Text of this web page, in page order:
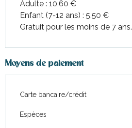
Adulte : 10,60 €
Enfant (7-12 ans) : 5,50 €
Gratuit pour les moins de 7 ans.
Moyens de paiement
Carte bancaire/crédit
Espèces